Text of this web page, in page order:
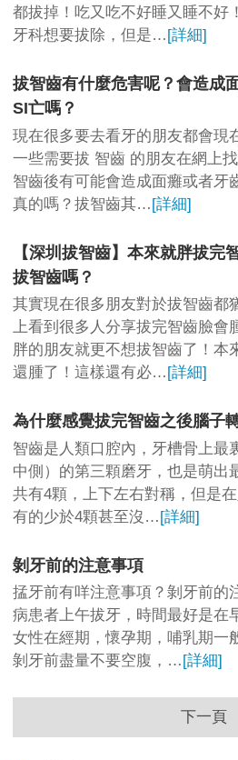
都拔掉！吃又吃不好睡又睡不好
牙科想要拔除，但是…[詳細]
拔智齒有什麼危害呢？會造成
SI亡嗎？
現在很多要去看牙的朋友都會現
一些需要拔 智齒 的朋友在網上
智齒後有可能會造成面癱或者牙
真的嗎？拔智齒其…[詳細]
【深圳拔智齒】本來就胖拔完
拔智齒嗎？
其實現在很多朋友對於拔智齒都
上看到很多人分享拔完智齒臉會
胖的朋友就更不想拔智齒了！本
還腫了！這樣還有必…[詳細]
為什麼感覺拔完智齒之後腦子
智齒是人類口腔內，牙槽骨上最
中側）的第三顆磨牙，也是萌出
共有4顆，上下左右對稱，但是
有的少於4顆甚至沒…[詳細]
剝牙前的注意事項
掹牙前有咩注意事項？剝牙前的
病患者上午拔牙，時間最好是在
女性在經期，懷孕期，哺乳期一
剝牙前盡量不要空腹，…[詳細]
下一頁